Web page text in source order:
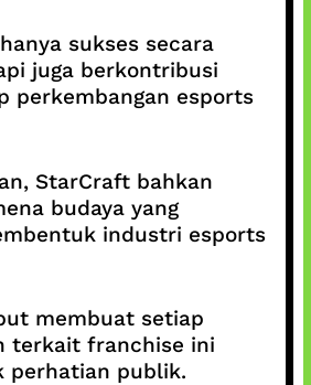
sukses secara
juga berkontribusi
perkembangan esports
StarCraft bahkan
budaya yang
industri esports
membuat setiap
terkait franchise ini
perhatian publik.